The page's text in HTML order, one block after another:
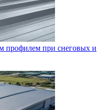
профилем при снеговых и